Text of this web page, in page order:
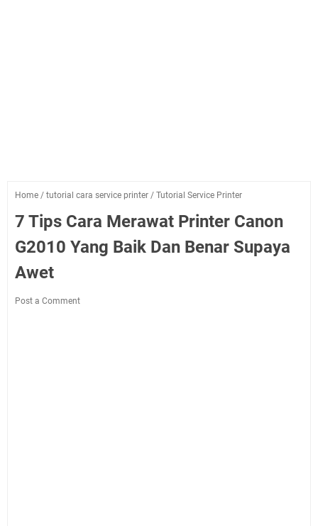
Home / tutorial cara service printer / Tutorial Service Printer
7 Tips Cara Merawat Printer Canon
G2010 Yang Baik Dan Benar Supaya
Awet
Post a Comment